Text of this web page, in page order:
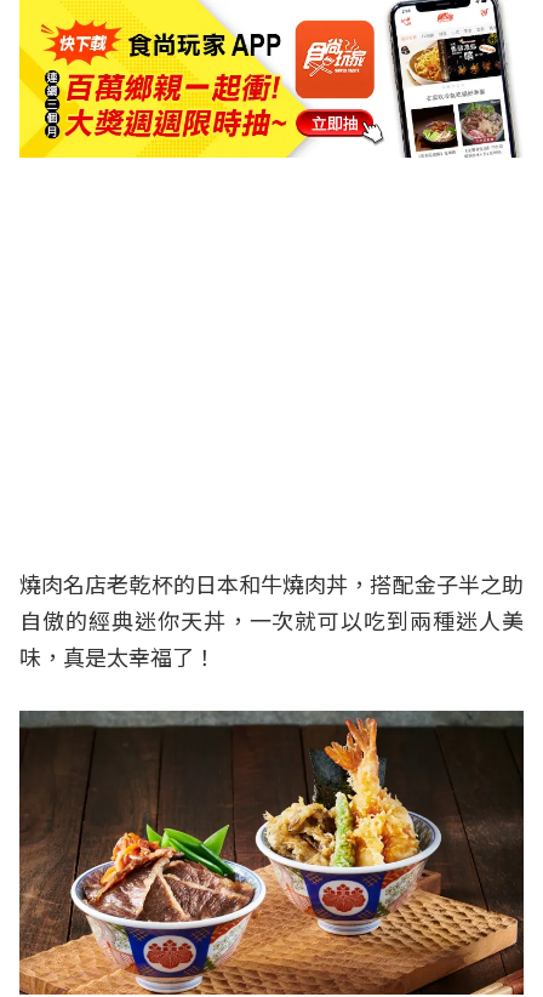
燒肉名店老乾杯的日本和牛燒肉丼，搭配金子半之助
自傲的經典迷你天丼，一次就可以吃到兩種迷人美
味，真是太幸福了！